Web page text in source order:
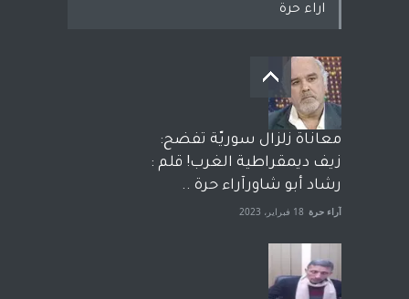
اراء حرة
معاناة زلزال سوريّة تفضح:
زيف ديمقراطية الغرب! قلم :
رشاد أبو شاورآراء حرة ..
آراء حرة 18 فبراير، 2023